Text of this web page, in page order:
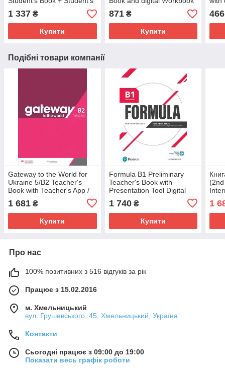
App + Workbook /
Підручник + зошит
1 337 ₴
Купити
with Student's App /
Підручник
871₴
Купити
466
Подібні товари компанії
Gateway to the World for
Ukraine 5/B2 Teacher's
Book with Teacher's App /
1 681 ₴
Купити
Formula B1 Preliminary
Teacher's Book with
Presentation Tool Digital
Resources + App / Книга
для учителя
1 740₴
Купити
1
Про нас
100% позитивних з 516 відгуків за рік
Працює з 15.02.2016
м. Хмельницький
вул. Грушевського, 45, Хмельницький, Україна
Контакти
Сьогодні працює з 09:00 до 19:00
Показати весь графік роботи